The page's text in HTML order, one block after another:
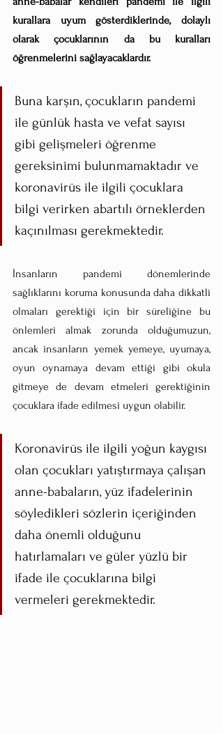
kurallara uyum gösterdiklerinde, dolaylı
olarak çocuklarının da bu kuralları
öğrenmelerini sağlayacaklardır.
Buna karşın, çocukların pandemi
ile günlük hasta ve vefat sayısı
gibi gelişmeleri öğrenme
gereksinimi bulunmamaktadır ve
koronavirüs ile ilgili çocuklara
bilgi verirken abartılı örneklerden
kaçınılması gerekmektedir.
İnsanların pandemi dönemlerinde
sağlıklarını koruma konusunda daha dikkatli
olmaları gerektiği için bir süreliğine bu
önlemleri almak zorunda olduğumuzun,
ancak insanların yemek yemeye, uyumaya,
oyun oynamaya devam ettiği gibi okula
gitmeye de devam etmeleri gerektiğinin
çocuklara ifade edilmesi uygun olabilir.
Koronavirüs ile ilgili yoğun kaygısı
olan çocukları yatıştırmaya çalışan
anne-babaların, yüz ifadelerinin
söyledikleri sözlerin içeriğinden
daha önemli olduğunu
hatırlamaları ve güler yüzlü bir
ifade ile çocuklarına bilgi
vermeleri gerekmektedir.